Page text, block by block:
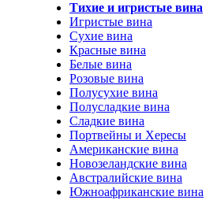
Тихие и игристые вина
Игристые вина
Сухие вина
Красные вина
Белые вина
Розовые вина
Полусухие вина
Полусладкие вина
Сладкие вина
Портвейны и Хересы
Американские вина
Новозеландские вина
Австралийские вина
Южноафриканские вина